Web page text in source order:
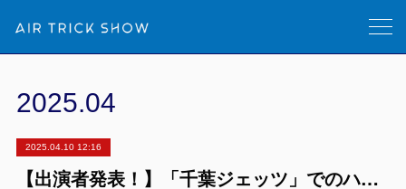
2025.04
2025.04.10 12:16
【出演者発表！】「千葉ジェッツ」でのハーフタイムショー LaLa arena TOKYO-BAYの1万人の会場で実施 ※4月12日 & 13日